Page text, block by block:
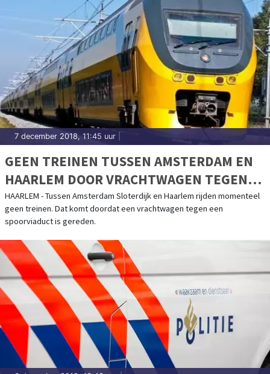
7 december 2018, 11:45 uur
GEEN TREINEN TUSSEN AMSTERDAM EN
HAARLEM DOOR VRACHTWAGEN TEGEN
VIADUCT
HAARLEM - Tussen Amsterdam Sloterdijk en Haarlem rijden momenteel
geen treinen. Dat komt doordat een vrachtwagen tegen een
spoorviaduct is gereden.